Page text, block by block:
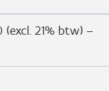
21% btw) –